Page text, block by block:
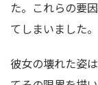
た。これらの要
てしまいました。
彼女の壊れた姿